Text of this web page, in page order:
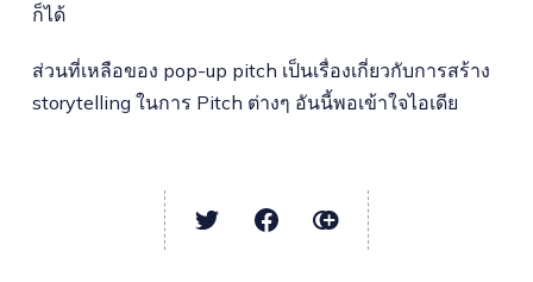
ก็ได้
ส่วนที่เหลือของ pop-up pitch เป็นเรื่องเกี่ยวกับการสร้าง
storytelling ในการ Pitch ต่างๆ อันนี้พอเข้าใจไอเดีย